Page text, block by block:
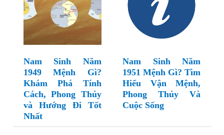
Nam Sinh Năm
1949 Mệnh Gì?
Khám Phá Tính
Cách, Phong Thủy
và Hướng Đi Tốt
Nhất
Nam Sinh Năm
1951 Mệnh Gì? Tìm
Hiểu Vận Mệnh,
Phong Thủy Và
Cuộc Sống